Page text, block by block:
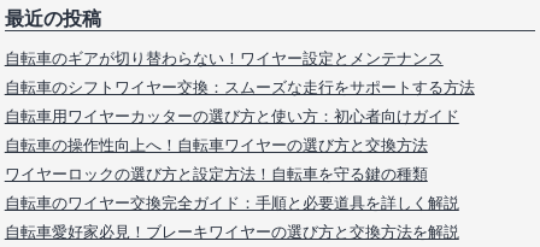
最近の投稿
自転車のギアが切り替わらない！ワイヤー設定とメンテナンス
自転車のシフトワイヤー交換：スムーズな走行をサポートする方法
自転車用ワイヤーカッターの選び方と使い方：初心者向けガイド
自転車の操作性向上へ！自転車ワイヤーの選び方と交換方法
ワイヤーロックの選び方と設定方法！自転車を守る鍵の種類
自転車のワイヤー交換完全ガイド：手順と必要道具を詳しく解説
自転車愛好家必見！ブレーキワイヤーの選び方と交換方法を解説